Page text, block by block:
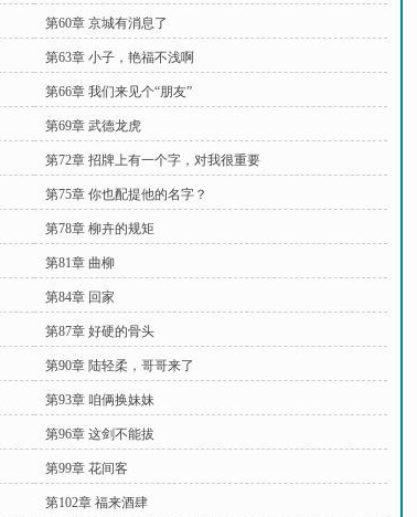
第60章 京城有消息了
第63章 小子，艳福不浅啊
第66章 我们来见个“朋友”
第69章 武德龙虎
第72章 招牌上有一个字，对我很重要
第75章 你也配提他的名字？
第78章 柳卉的规矩
第81章 曲柳
第84章 回家
第87章 好硬的骨头
第90章 陆轻柔，哥哥来了
第93章 咱俩换妹妹
第96章 这剑不能拔
第99章 花间客
第102章 福来酒肆